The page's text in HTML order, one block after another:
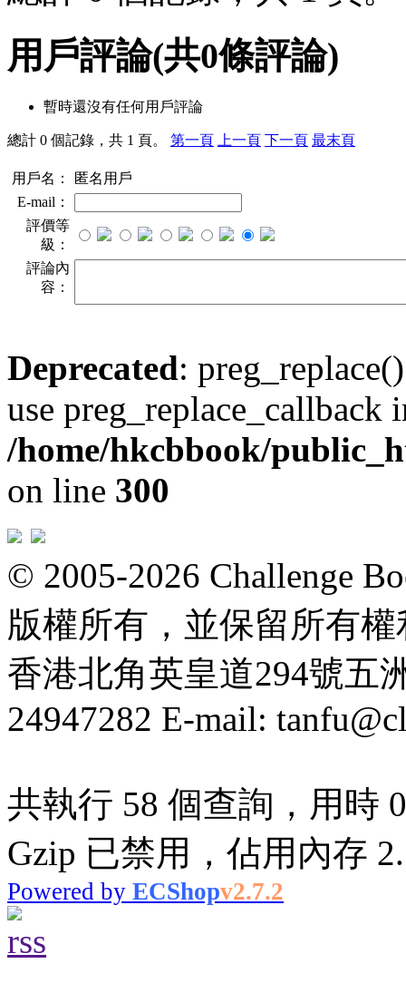
用戶評論(共0條評論)
暫時還沒有任何用戶評論
總計 0 個記錄，共 1 頁。 第一頁 上一頁 下一頁 最末頁
用戶名：
匿名用戶
E-mail：
評價等
級：
評論內
容：
Deprecated:
use preg_replace_callback
/home/hkcbbook/
on line 300
© 2005-2026 Challenge
版權所有，並保留所有權
香港北角英皇道294號五
24947282 E-mail:
共執行 58 個查詢，用時
Gzip 已禁用，佔用內存
Powered by ECShopv2.7.2